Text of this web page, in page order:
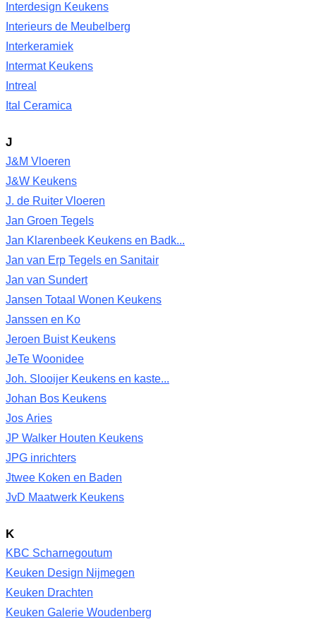
Interdesign Keukens
Interieurs de Meubelberg
Interkeramiek
Intermat Keukens
Intreal
Ital Ceramica
J
J&M Vloeren
J&W Keukens
J. de Ruiter Vloeren
Jan Groen Tegels
Jan Klarenbeek Keukens en Badk...
Jan van Erp Tegels en Sanitair
Jan van Sundert
Jansen Totaal Wonen Keukens
Janssen en Ko
Jeroen Buist Keukens
JeTe Woonidee
Joh. Slooijer Keukens en kaste...
Johan Bos Keukens
Jos Aries
JP Walker Houten Keukens
JPG inrichters
Jtwee Koken en Baden
JvD Maatwerk Keukens
K
KBC Scharnegoutum
Keuken Design Nijmegen
Keuken Drachten
Keuken Galerie Woudenberg